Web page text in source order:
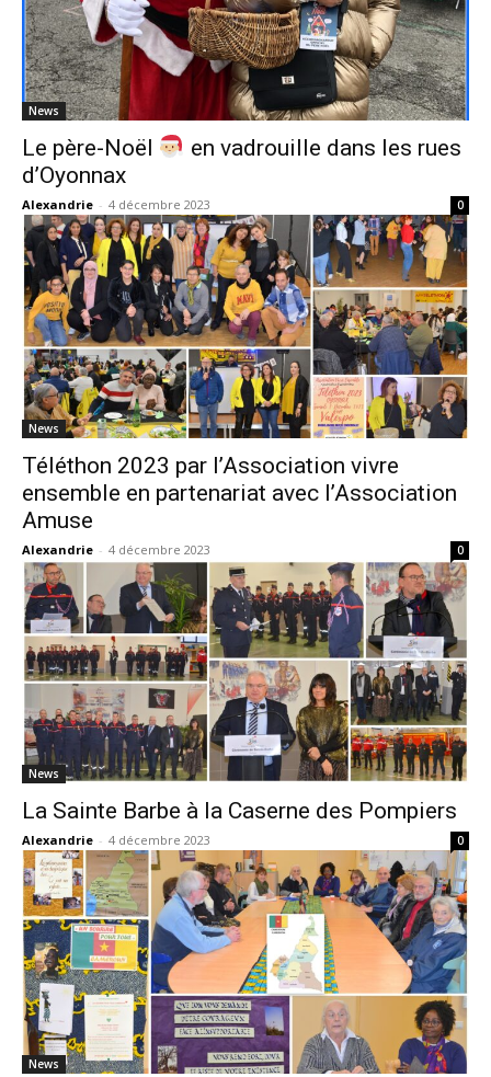
News
Le père-Noël
en vadrouille dans les rues
d’Oyonnax
Alexandrie - 4 décembre 2023 0
News
Téléthon 2023 par l’Association vivre
ensemble en partenariat avec l’Association
Amuse
Alexandrie - 4 décembre 2023 0
News
La Sainte Barbe à la Caserne des Pompiers
Alexandrie - 4 décembre 2023 0
News